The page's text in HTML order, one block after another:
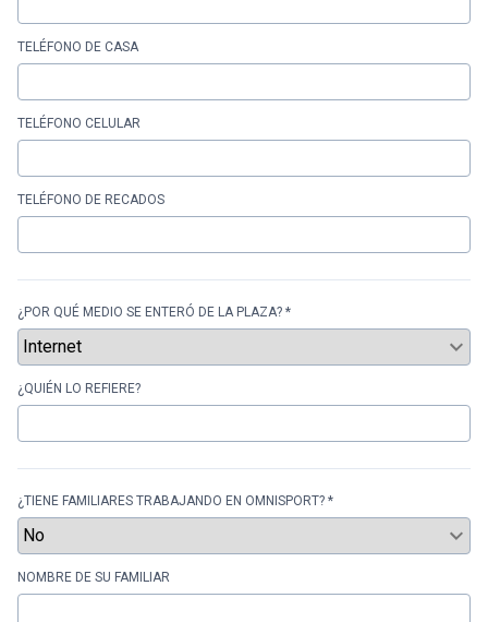
TELÉFONO DE CASA
TELÉFONO CELULAR
TELÉFONO DE RECADOS
¿POR QUÉ MEDIO SE ENTERÓ DE LA PLAZA? *
¿QUIÉN LO REFIERE?
¿TIENE FAMILIARES TRABAJANDO EN OMNISPORT? *
NOMBRE DE SU FAMILIAR